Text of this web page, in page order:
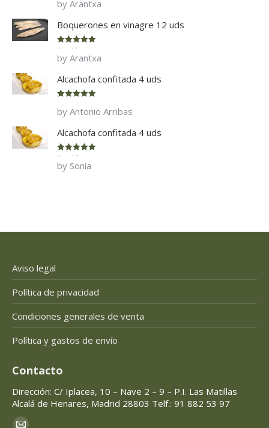
of 5
by Arantxa
Boquerones en vinagre 12 uds
Rated 5
of 5
by Arantxa
Alcachofa confitada 4 uds
Rated 5
of 5
by Antonio Arribas
Alcachofa confitada 4 uds
Rated 5
of 5
by Sonia
Aviso legal
Política de privacidad
Condiciones generales de venta
Política y gastos de envío
Contacto
Dirección: C/ Iplacea, 10 – Nave 2 – 9 – P.I. Las Matillas
Alcalá de Henares, Madrid 28803 Telf.: 91 882 53 97
Encuéntranos en: